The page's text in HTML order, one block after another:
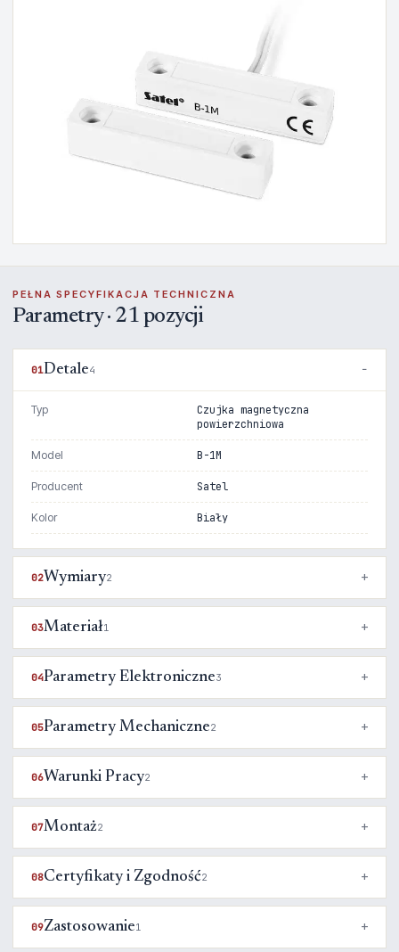
PEŁNA SPECYFIKACJA TECHNICZNA
Parametry · 21 pozycji
01Detale4
Typ
Czujka magnetyczna
powierzchniowa
Model B-1M
Producent Satel
Kolor Biały
02Wymiary2
03Materiał1
04Parametry Elektroniczne3
05Parametry Mechaniczne2
06Warunki Pracy2
07Montaż2
08Certyfikaty i Zgodność2
09Zastosowanie1